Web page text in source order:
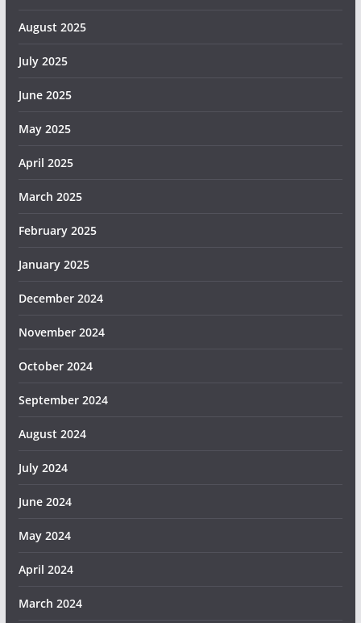
August 2025
July 2025
June 2025
May 2025
April 2025
March 2025
February 2025
January 2025
December 2024
November 2024
October 2024
September 2024
August 2024
July 2024
June 2024
May 2024
April 2024
March 2024